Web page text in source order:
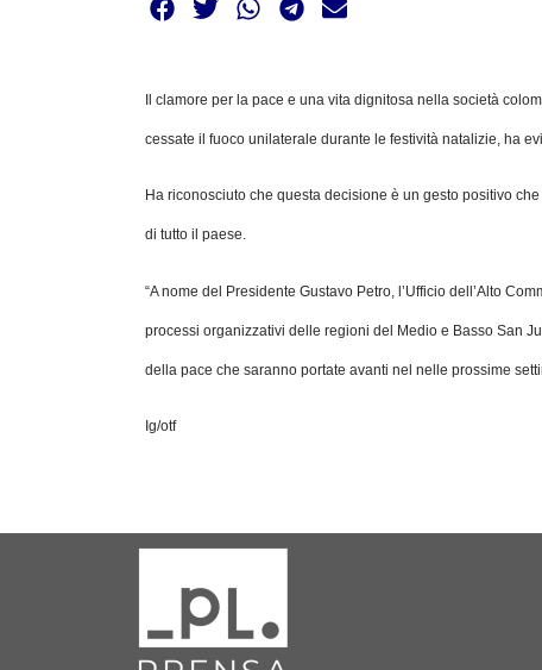
Il clamore per la pace e una vita dignitosa nella società
cessate il fuoco unilaterale durante le festività natalizie, ha
Ha riconosciuto che questa decisione è un gesto positivo
di tutto il paese.
“A nome del Presidente Gustavo Petro, l’Ufficio dell’Alto
processi organizzativi delle regioni del Medio e Basso San
della pace che saranno portate avanti nel nelle prossime
Ig/otf